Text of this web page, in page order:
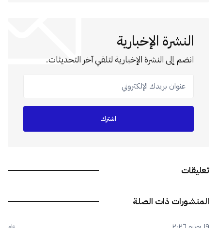
النشرة الإخبارية
انضم إلى النشرة الإخبارية لتلقي آخر التحديثات.
عنوان بريدك الإلكتروني
اشترك
تعليقات
المنشورات ذات الصلة